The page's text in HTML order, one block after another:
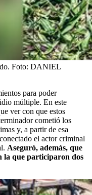
Foto: DANIEL
para poder
múltiple. En este
ver con que estos
cometió los
y, a partir de esa
el actor criminal
Aseguró, además, que
la que participaron dos